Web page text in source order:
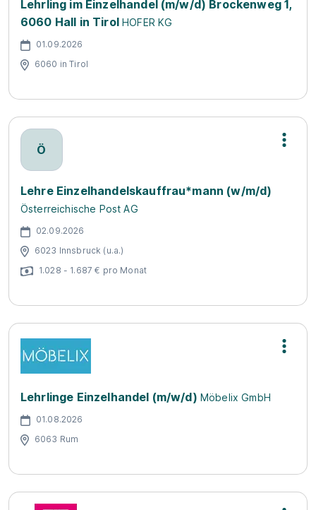
Lehrling im Einzelhandel (m/w/d) Brockenweg 1,
6060 Hall in Tirol HOFER KG
01.09.2026
6060 in Tirol
Ö
Lehre Einzelhandelskauffrau*mann (w/m/d)
Österreichische Post AG
02.09.2026
6023 Innsbruck (u.a.)
1.028 - 1.687 € pro Monat
Lehrlinge Einzelhandel (m/w/d) Möbelix GmbH
01.08.2026
6063 Rum